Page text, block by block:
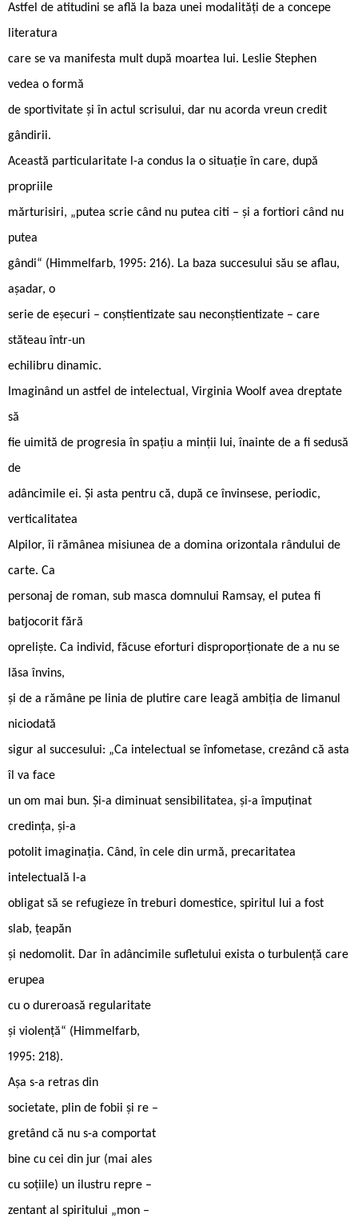
Astfel de atitudini se află la baza unei modalități de a concepe
literatura
care se va manifesta mult după moartea lui. Leslie Stephen
vedea o formă
de sportivitate și în actul scrisului, dar nu acorda vreun credit
gândirii.
Această particularitate l-a condus la o situație în care, după
propriile
mărturisiri, „putea scrie când nu putea citi – și a fortiori când nu
putea
gândi“ (Himmelfarb, 1995: 216). La baza succesului său se aflau,
așadar, o
serie de eșecuri – conștientizate sau neconștientizate – care
stăteau într-un
echilibru dinamic.
Imaginând un astfel de intelectual, Virginia Woolf avea dreptate
să
fie uimită de progresia în spațiu a minții lui, înainte de a fi sedusă
de
adâncimile ei. Și asta pentru că, după ce învinsese, periodic,
verticalitatea
Alpilor, îi rămânea misiunea de a domina orizontala rândului de
carte. Ca
personaj de roman, sub masca domnului Ramsay, el putea fi
batjocorit fără
opreliște. Ca individ, făcuse eforturi disproporționate de a nu se
lăsa învins,
și de a rămâne pe linia de plutire care leagă ambiția de limanul
niciodată
sigur al succesului: „Ca intelectual se înfometase, crezând că asta
îl va face
un om mai bun. Și-a diminuat sensibilitatea, și-a împuținat
credința, și-a
potolit imaginația. Când, în cele din urmă, precaritatea
intelectuală l-a
obligat să se refugieze în treburi domestice, spiritul lui a fost
slab, țeapăn
și nedomolit. Dar în adâncimile sufletului exista o turbulență care
erupea
cu o dureroasă regularitate
și violență“ (Himmelfarb,
1995: 218).
Așa s-a retras din
societate, plin de fobii și re –
gretând că nu s-a comportat
bine cu cei din jur (mai ales
cu soțiile) un ilustru repre –
zentant al spiritului „mon –